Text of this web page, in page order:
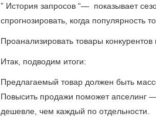
” История запросов “— показывает
спрогнозировать, когда популярность
Проанализировать товары
Итак, подводим итоги:
Предлагаемый товар должен быть
Повысить продажи поможет апселинг
дешевле, чем каждый по отдельности.